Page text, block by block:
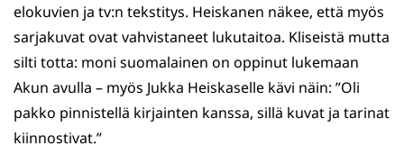
elokuvien ja tv:n tekstitys. Heiskanen näkee, että myös
sarjakuvat ovat vahvistaneet lukutaitoa. Kliseistä mutta
silti totta: moni suomalainen on oppinut lukemaan
Akun avulla – myös Jukka Heiskaselle kävi näin: ”Oli
pakko pinnistellä kirjainten kanssa, sillä kuvat ja tarinat
kiinnostivat.”